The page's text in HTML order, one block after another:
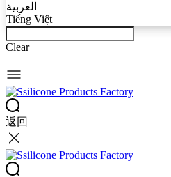
العربية
Tiếng Việt
Clear
返回